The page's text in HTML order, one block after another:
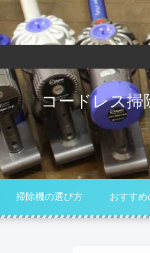
コードレス掃
掃除機の選び方 おすす